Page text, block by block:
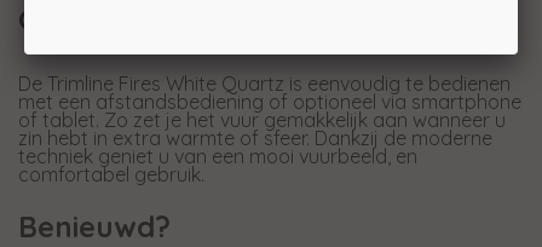
Genieten zonder gedoe
De Trimline Fires White Quartz is eenvoudig te bedienen
met een afstandsbediening of optioneel via smartphone
of tablet. Zo zet je het vuur gemakkelijk aan wanneer u
zin hebt in extra warmte of sfeer. Dankzij de moderne
techniek geniet u van een mooi vuurbeeld, en
comfortabel gebruik.
Benieuwd?